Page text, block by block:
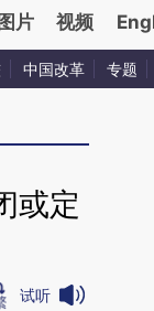
图片 视频
中国改革 专题
或定
试听